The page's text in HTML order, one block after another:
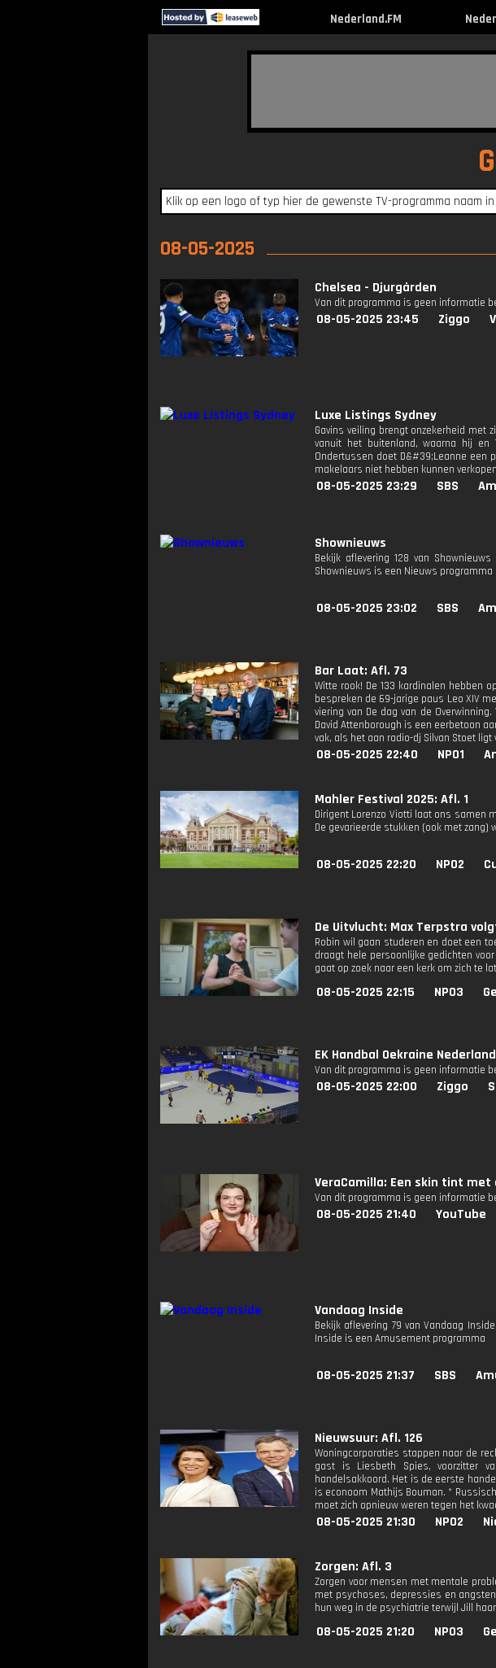
Nederland.FM
08-05-2025
Chelsea - Djurgården
Van dit programma is geen informatie
08-05-2025 23:45 Ziggo
Luxe Listings Sydney
Gavins veiling brengt onzekerheid met
vanuit het buitenland, waarna hij en
Ondertussen doet D&#39;Leanne een
makelaars niet hebben kunnen
08-05-2025 23:29 SBS
Shownieuws
Bekijk aflevering 128 van
Shownieuws is een Nieuws programma
08-05-2025 23:02 SBS
Bar Laat: Afl. 73
Witte rook! De 133 kardinalen hebben
bespreken de 69-jarige paus Leo XIV
viering van De dag van de
David Attenborough is een eerbetoon
vak, als het aan radio-dj Silvan Stoet ligt
08-05-2025 22:40 NPO1
Mahler Festival 2025: Afl. 1
Dirigent Lorenzo Viotti laat ons samen
De gevarieerde stukken (ook met zang)
08-05-2025 22:20 NPO2
De Uitvlucht: Max Terpstra
Robin wil gaan studeren en doet een
draagt hele persoonlijke gedichten
gaat op zoek naar een kerk om zich te
08-05-2025 22:15 NPO3
EK Handbal Oekraine
Van dit programma is geen informatie
08-05-2025 22:00 Ziggo
VeraCamilla: Een skin tint
Van dit programma is geen informatie
08-05-2025 21:40 YouTube
Vandaag Inside
Bekijk aflevering 79 van Vandaag
Inside is een Amusement programma
08-05-2025 21:37 SBS
Nieuwsuur: Afl. 126
Woningcorporaties stappen naar de
gast is Liesbeth Spies, voorzitter
handelsakkoord. Het is de eerste
is econoom Mathijs Bouman. *
moet zich opnieuw weren tegen het
08-05-2025 21:30 NPO2
Zorgen: Afl. 3
Zorgen voor mensen met mentale
met psychoses, depressies en
hun weg in de psychiatrie terwijl Jill
08-05-2025 21:20 NPO3